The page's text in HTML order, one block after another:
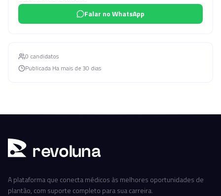
Falar no WhatsApp
0 candidatos
Publicada Ha mais de 30 dias
revoluna
A plataforma que conecta médicos às melhores oportunidades de
plantão, com suporte completo para sua carreira.